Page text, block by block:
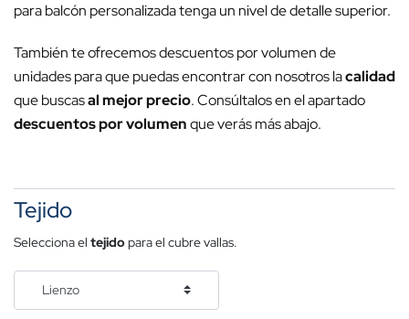
para balcón personalizada tenga un nivel de detalle superior.
También te ofrecemos descuentos por volumen de
unidades para que puedas encontrar con nosotros lacalidad
que buscasal mejor precio. Consúltalos en el apartado
descuentos por volumenque verás más abajo.
Tejido
Selecciona el tejidopara el cubre vallas.